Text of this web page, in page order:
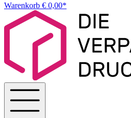
Warenkorb € 0,00*